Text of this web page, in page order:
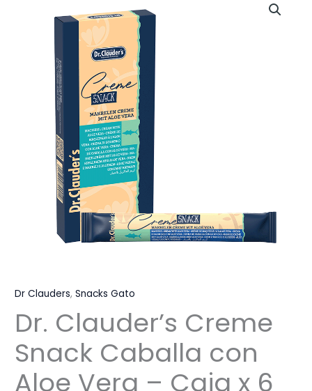
Dr Clauders,Snacks Gato
Dr. Clauder’s Creme
Snack Caballa con
Aloe Vera – Caja x 6